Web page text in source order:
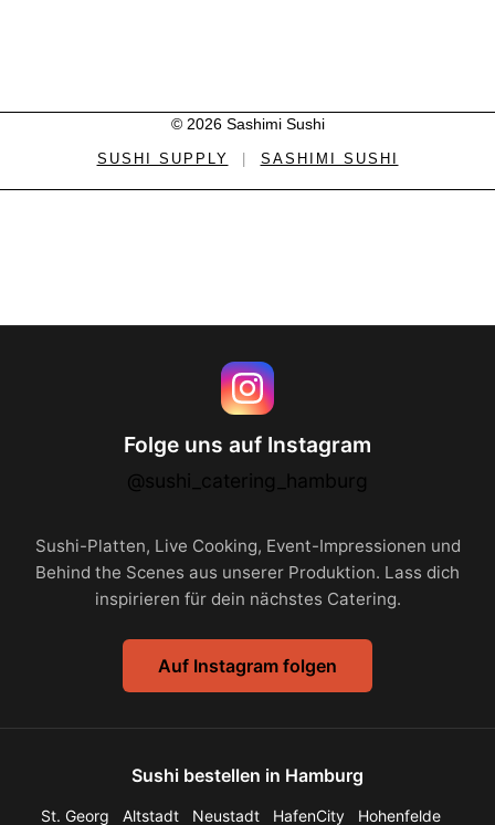
© 2026 Sashimi Sushi
SUSHI SUPPLY SASHIMI SUSHI
Folge uns auf Instagram
@sushi_catering_hamburg
Sushi-Platten, Live Cooking, Event-Impressionen und
Behind the Scenes aus unserer Produktion. Lass dich
inspirieren für dein nächstes Catering.
Auf Instagram folgen
Sushi bestellen in Hamburg
St. Georg Altstadt Neustadt HafenCity Hohenfelde